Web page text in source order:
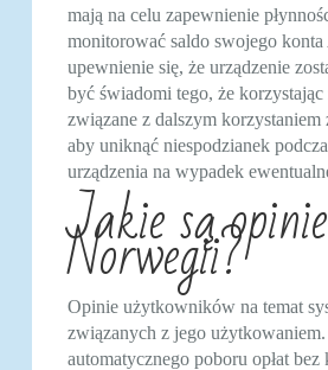
mają na celu zapewnienie
monitorować saldo swojego
upewnienie się, że urządzenie
być świadomi tego, że
związane z dalszym
aby uniknąć niespodzianek
urządzenia na wypadek
Jakie są
Norwegii?
Opinie użytkowników na temat
związanych z jego
automatycznego poboru opłat